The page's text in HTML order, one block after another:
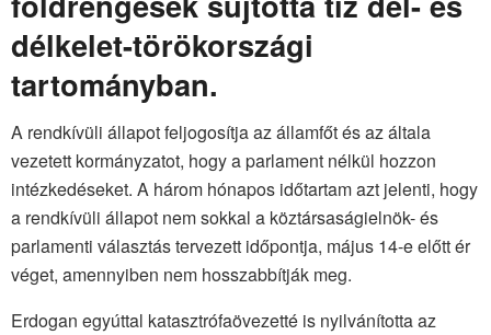
délkelet-törökországi
tartományban.
A rendkívüli állapot feljogosítja az államfőt és az általa
vezetett kormányzatot, hogy a parlament nélkül hozzon
intézkedéseket. A három hónapos időtartam azt jelenti, hogy
a rendkívüli állapot nem sokkal a köztársaságielnök- és
parlamenti választás tervezett időpontja, május 14-e előtt ér
véget, amennyiben nem hosszabbítják meg.
Erdogan egyúttal katasztrófaövezetté is nyilvánította az